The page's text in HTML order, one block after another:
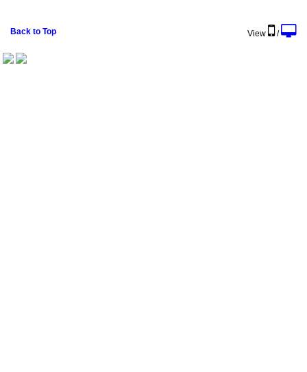
Back to Top View /